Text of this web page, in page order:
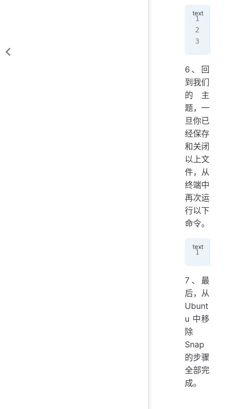
6、回
到我们
的主
题，一
旦你已
经保存
和关闭
以上文
件，从
终端中
再次运
行以下
命令。
7、最
后，从
Ubunt
u 中移
除
Snap
的步骤
全部完
成。